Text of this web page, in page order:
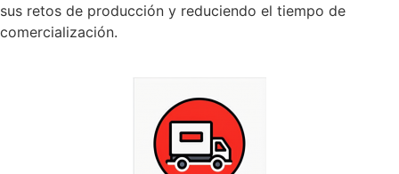
sus retos de producción y reduciendo el tiempo de
comercialización.